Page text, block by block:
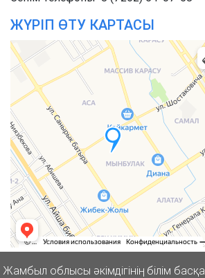
ЖҮРІП ӨТУ КАРТАСЫ
Жамбыл облысы әкімдігінің білім